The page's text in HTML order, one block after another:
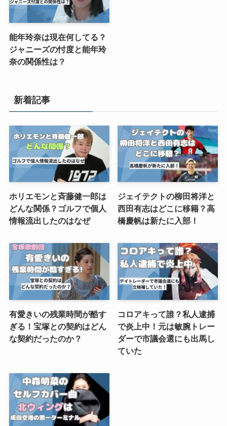
能年玲奈は現在何してる？
ジャニーズの忖度と能年玲
奈の関係性は？
新着記事
ホリエモンと斉藤健一郎は
どんな関係？ゴルフで個人
情報流出したのはなぜ
ジェイテクトの柳田将洋と
西田有志はどこに移籍？高
橋慶帆は新たに入部！
有愛きいの残業時間が酷す
ぎる！宝塚との契約はどん
な契約だったのか？
コロアキって誰？私人逮捕
で炎上中！元は敏腕トレー
ダーで市議会選にも出馬し
ていた